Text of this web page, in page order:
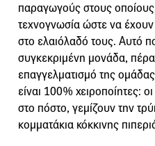
παραγωγούς στους
τεχνογνωσία ώστε να
στο ελαιόλαδό τους. Αυτό
συγκεκριμένη μονάδα,
επαγγελματισμό της
είναι 100% χειροποίητες:
στο πόστο, γεμίζουν την
κομματάκια κόκκινης